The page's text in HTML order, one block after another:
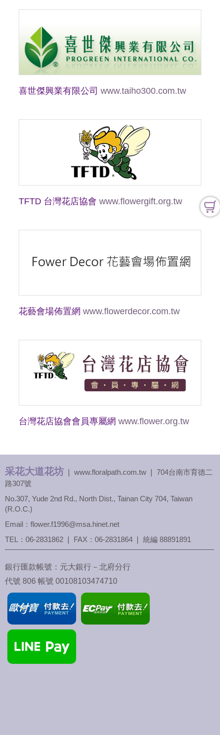
喜世傑興業有限公司 www.taiho300.com.tw
TFTD 台灣花店協會 www.flowergift.org.tw
花藝會場佈置網 www.flowerdecor.com.tw
台灣花店協會會員專屬網 www.flower.org.tw
采花大道花坊 ❘ www.floralpath.com.tw ❘ 704台南市育德二
路307號
No.307, Yude 2nd Rd., North Dist., Tainan City 704, Taiwan
(R.O.C.)
Email：flower.f1996@msa.hinet.net
TEL： 06-2831862 ❘ FAX：06-2831864 ❘ 統編 88891891
銀行匯款帳號：元大銀行－北府分行
代號 806 帳號 00108103474710